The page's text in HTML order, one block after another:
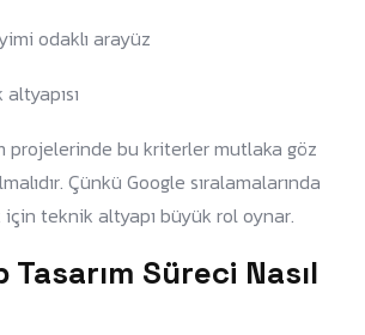
odaklı arayüz
projelerinde bu kriterler mutlaka göz
Çünkü Google sıralamalarında
için teknik altyapı büyük rol oynar.
Tasarım Süreci Nasıl